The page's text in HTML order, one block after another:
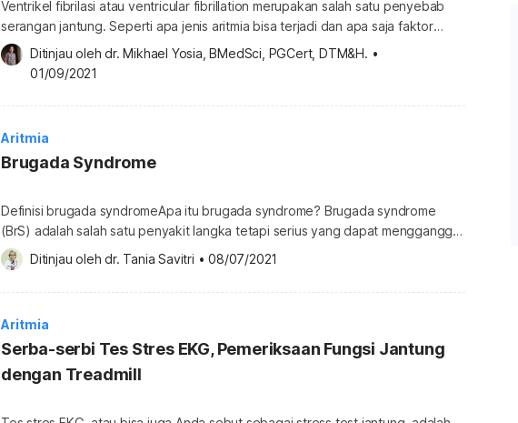
Ventrikel fibrilasi atau ventricular fibrillation merupakan salah satu penyebab
serangan jantung. Seperti apa jenis aritmia bisa terjadi dan apa saja faktor
risikonya? Simak selengkapnya di bawah ini. Apa itu ventrikel fibrilasi? Ventrikel
fibrilasi (V-fib/Ventricular Fibrillation) adalah salah satu jenis gangguan irama
jantung (ventrikel) yang terletak di […]
Ditinjau oleh dr. Mikhael Yosia, BMedSci, PGCert, DTM&H. •
01/09/2021
Aritmia
Brugada Syndrome
Definisi brugada syndromeApa itu brugada syndrome? Brugada syndrome
(BrS) adalah salah satu penyakit langka tetapi serius yang dapat mengganggu
ritme jantung. BrS termasuk jenis aritmia yang terjadi karena turun-temurun. Ini
artinya, Anda bisa saja mengalami kondisi tersebut jika memiliki anggota
keluarga yang mengidap penyakit tersebut. Biasanya, penyakit jantung ini
Ditinjau oleh dr. Tania Savitri • 08/07/2021
Aritmia
Serba-serbi Tes Stres EKG, Pemeriksaan Fungsi Jantung
dengan Treadmill